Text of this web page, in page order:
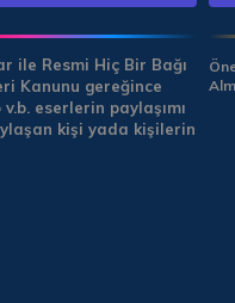
ile Resmi Hiç Bir Bağı
Kanunu gereğince
eserlerin paylaşımı
kişi yada kişilerin